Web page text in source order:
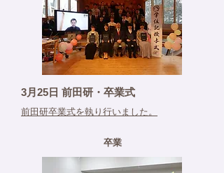
3月25日 前田研・卒業式
前田研卒業式を執り行いました。
卒業